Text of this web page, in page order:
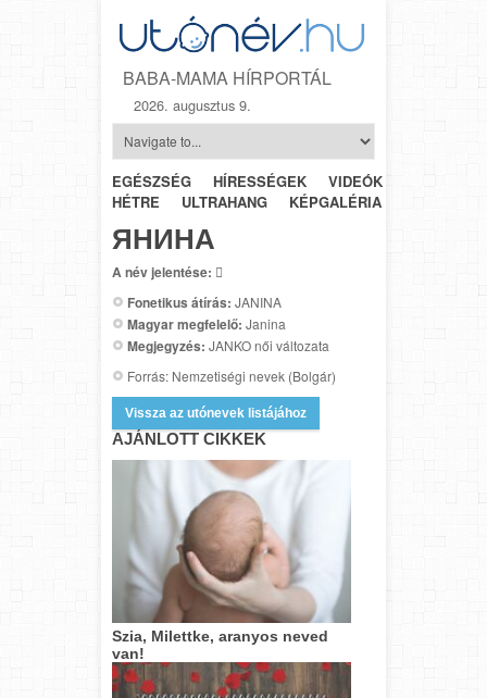
BABA-MAMA HÍRPORTÁL
2026. augusztus 9.
EGÉSZSÉG HÍRESSÉGEK VIDEÓK
HÉTRŐL-
HÉTRE
ULTRAHANG KÉPGALÉRIA
ЯНИНA
A név jelentése: 
Fonetikus átírás: JANINA
Magyar megfelelő: Janina
Megjegyzés: JANKO női változata
Forrás: Nemzetiségi nevek (Bolgár)
Vissza az utónevek listájához
AJÁNLOTT CIKKEK
Szia, Milettke, aranyos neved
van!